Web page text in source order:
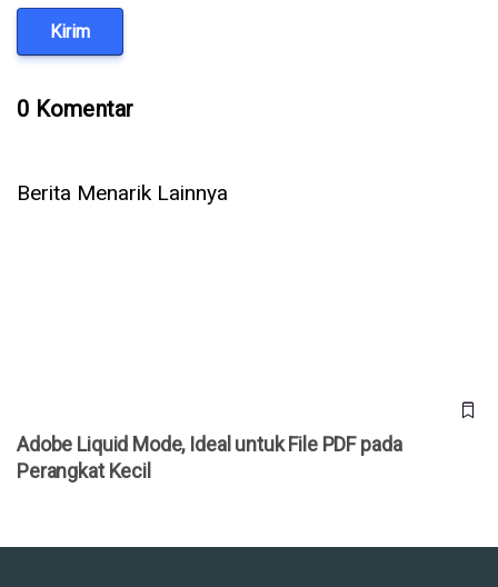
Kirim
0 Komentar
Berita Menarik Lainnya
Adobe Liquid Mode, Ideal untuk File PDF pada
Perangkat Kecil